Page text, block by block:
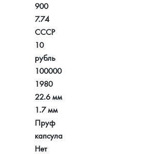
900
7.74
СССР
10
рубль
100000
1980
22.6 мм
1.7 мм
Пруф
капсула
Нет